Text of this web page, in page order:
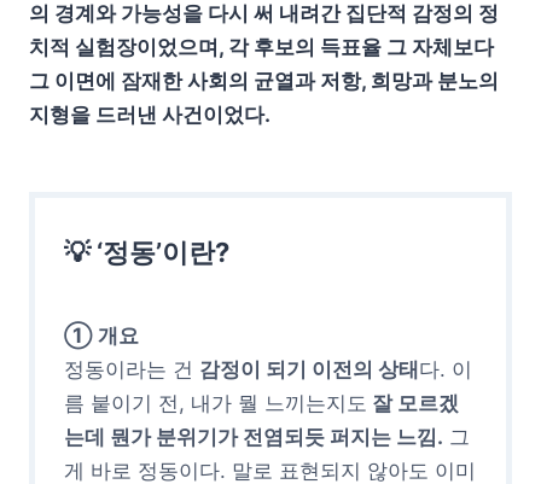
의 경계와 가능성을 다시 써 내려간 집단적 감정의 정
치적 실험장이었으며, 각 후보의 득표율 그 자체보다
그 이면에 잠재한 사회의 균열과 저항, 희망과 분노의
지형을 드러낸 사건이었다.
💡 ‘정동’이란?
① 개요
정동이라는 건 감정이 되기 이전의 상태 다. 이
름 붙이기 전, 내가 뭘 느끼는지도 잘 모르겠
는데 뭔가 분위기가 전염되듯 퍼지는 느낌. 그
게 바로 정동이다. 말로 표현되지 않아도 이미